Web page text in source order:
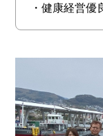
・健康経営